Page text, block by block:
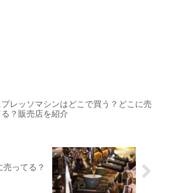
プレッソマシンはどこで買う？どこに売
る？販売店を紹介
ってる？